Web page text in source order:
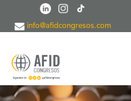
Skip to main content
info@afidcongresos.com
Home